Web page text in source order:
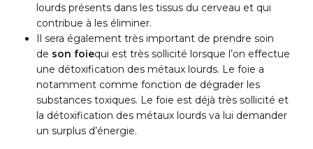
lourds présents dans les tissus du cerveau et qui
contribue à les éliminer.
Il sera également très important de prendre soin
de son foiequi est très sollicité lorsque l’on effectue
une détoxification des métaux lourds. Le foie a
notamment comme fonction de dégrader les
substances toxiques. Le foie est déjà très sollicité et
la détoxification des métaux lourds va lui demander
un surplus d’énergie.